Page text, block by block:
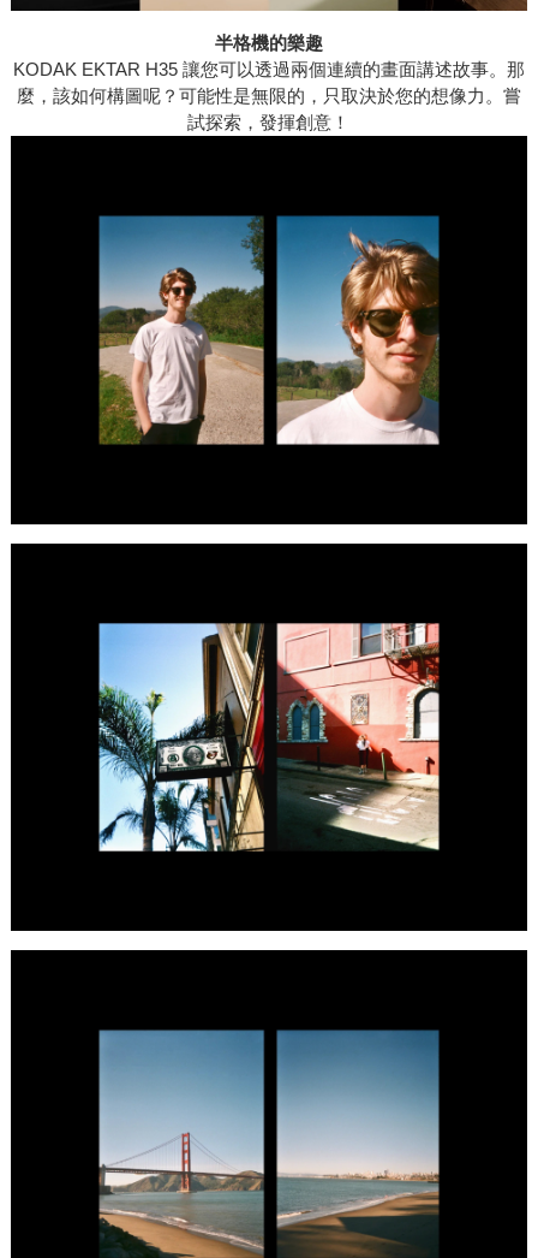
半格機的樂趣
KODAK EKTAR H35 讓您可以透過兩個連續的畫面講述故事。那
麼，該如何構圖呢？可能性是無限的，只取決於您的想像力。嘗
試探索，發揮創意！